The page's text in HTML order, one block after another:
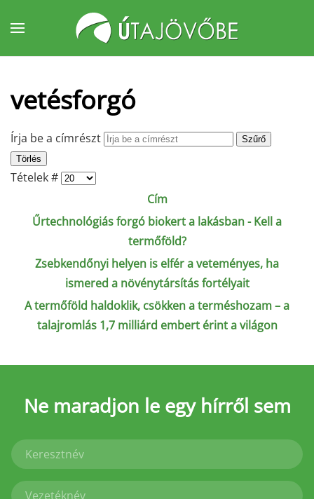
Fő tartalom átugrása
vetésforgó
Írja be a címrészt
Szűrő
Törlés
Tételek #
Cím
Űrtechnológiás forgó biokert a lakásban - Kell a
termőföld?
Zsebkendőnyi helyen is elfér a veteményes, ha
ismered a növénytársítás fortélyait
A termőföld haldoklik, csökken a terméshozam – a
talajromlás 1,7 milliárd embert érint a világon
Ne maradjon le egy hírről sem